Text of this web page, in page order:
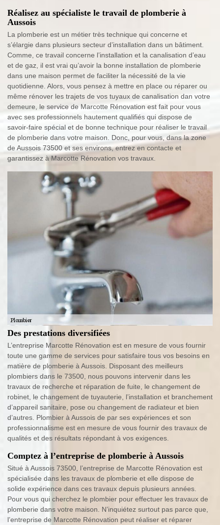
Réalisez au spécialiste le travail de plomberie à
Aussois
La plomberie est un métier très technique qui concerne et
s’élargie dans plusieurs secteur d’installation dans un bâtiment.
Comme, ce travail concerne l’installation et la canalisation d’eau
et de gaz, il est vrai qu’avoir la bonne installation de plomberie
dans une maison permet de faciliter la nécessité de la vie
quotidienne. Alors, vous pensez à mettre en place ou réparer ou
même rénover les trajets de vos tuyaux de canalisation dan votre
demeure, le service de Marcotte Rénovation est fait pour vous
avec ses professionnels hautement qualifiés qui dispose de
savoir-faire spécial et de bonne technique pour réaliser le travail
de plomberie dans votre maison. Donc, pour vous, dans la zone
de Aussois 73500 et ses environs, entrez en contacte et
garantissez à Marcotte Rénovation vos travaux.
Des prestations diversifiées
L’entreprise Marcotte Rénovation est en mesure de vous fournir
toute une gamme de services pour satisfaire tous vos besoins en
matière de plomberie à Aussois. Disposant des meilleurs
plombiers dans le 73500, nous pouvons intervenir dans les
travaux de recherche et réparation de fuite, le changement de
robinet, le changement de tuyauterie, l’installation et branchement
d’appareil sanitaire, pose ou changement de radiateur et bien
d’autres. Plombier à Aussois de par ses expériences et son
professionnalisme est en mesure de vous fournir des travaux de
qualités et des résultats répondant à vos exigences.
Comptez à l’entreprise de plomberie à Aussois
Situé à Aussois 73500, l’entreprise de Marcotte Rénovation est
spécialisée dans les travaux de plomberie et elle dispose de
solide expérience dans ces travaux depuis plusieurs années.
Pour vous qui cherchez le plombier pour effectuer les travaux de
plomberie dans votre maison. N’inquiétez surtout pas parce que,
l’entreprise de Marcotte Rénovation peut réaliser et réparer